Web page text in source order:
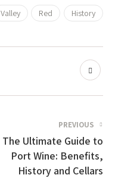
History
Red
Valley
PREVIOUS
The Ultimate Guide to
Port Wine: Benefits,
History and Cellars